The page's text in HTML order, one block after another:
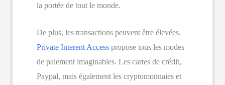
la portée de tout le monde.
De plus, les transactions peuvent être élevées.
Private Interent Access propose tous les modes
de paiement imaginables. Les cartes de crédit,
Paypal, mais également les cryptomonnaies et